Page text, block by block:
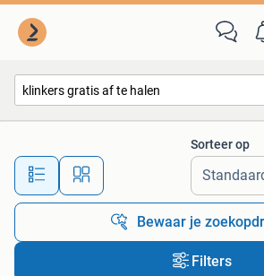
Alle afstanden…
Sorteer op
Bewaar je
Filters